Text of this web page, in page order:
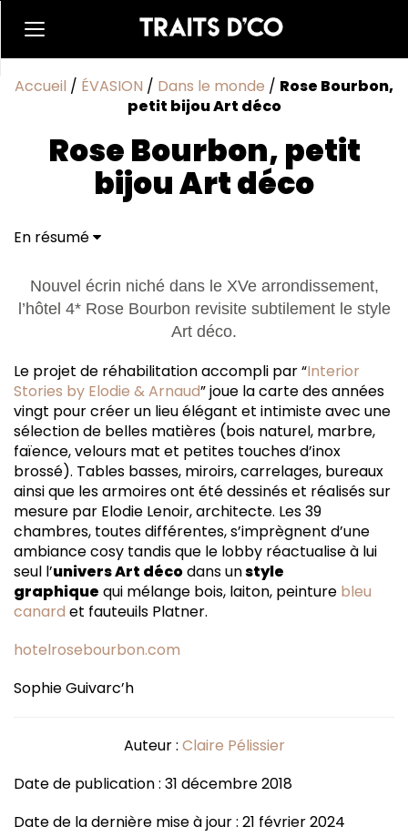
Accueil / ÉVASION / Dans le monde / Rose Bourbon,
petit bijou Art déco
Rose Bourbon, petit
bijou Art déco
En résumé
Nouvel écrin niché dans le XVe arrondissement,
l’hôtel 4* Rose Bourbon revisite subtilement le style
Art déco.
Le projet de réhabilitation accompli par “Interior
Stories by Elodie & Arnaud” joue la carte des années
vingt pour créer un lieu élégant et intimiste avec une
sélection de belles matières (bois naturel, marbre,
faïence, velours mat et petites touches d’inox
brossé). Tables basses, miroirs, carrelages, bureaux
ainsi que les armoires ont été dessinés et réalisés sur
mesure par Elodie Lenoir, architecte. Les 39
chambres, toutes différentes, s’imprègnent d’une
ambiance cosy tandis que le lobby réactualise à lui
seul l’univers Art décodans unstyle
graphique qui mélange bois, laiton, peinture bleu
canard et fauteuils Platner.
hotelrosebourbon.com
Sophie Guivarc’h
Auteur : Claire Pélissier
Date de publication : 31 décembre 2018
Date de la dernière mise à jour : 21 février 2024